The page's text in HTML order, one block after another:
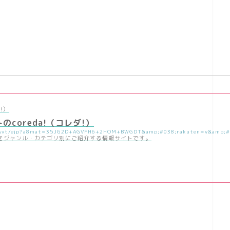
のcoreda!（コレダ!）
ャンル・カテゴリ別にご紹介する情報サイトです。